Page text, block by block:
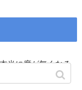
当に席が無くなる